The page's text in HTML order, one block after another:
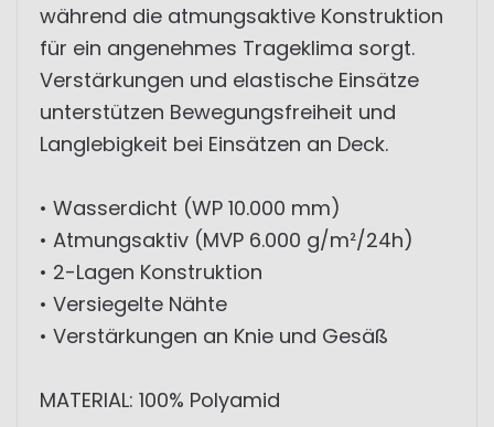
während die atmungsaktive Konstruktion
für ein angenehmes Trageklima sorgt.
Verstärkungen und elastische Einsätze
unterstützen Bewegungsfreiheit und
Langlebigkeit bei Einsätzen an Deck.
• Wasserdicht (WP 10.000 mm)
• Atmungsaktiv (MVP 6.000 g/m²/24h)
• 2-Lagen Konstruktion
• Versiegelte Nähte
• Verstärkungen an Knie und Gesäß
MATERIAL: 100% Polyamid